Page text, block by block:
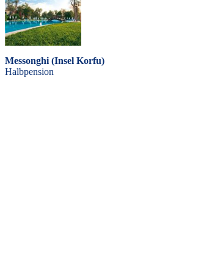
Messonghi (Insel Korfu)
Halbpension